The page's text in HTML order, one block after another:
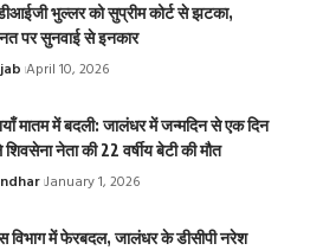
भुल्लर को सुप्रीम कोर्ट से झटका,
पर सुनवाई से इनकार
April 10, 2026
मातम में बदली: जालंधर में जन्मदिन से एक दिन
नेता की 22 वर्षीय बेटी की मौत
January 1, 2026
विभाग में फेरबदल, जालंधर के डीसीपी नरेश